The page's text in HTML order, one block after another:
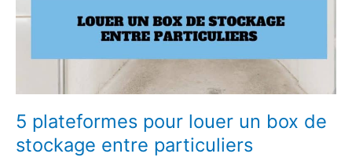
5 plateformes pour louer un box de
stockage entre particuliers